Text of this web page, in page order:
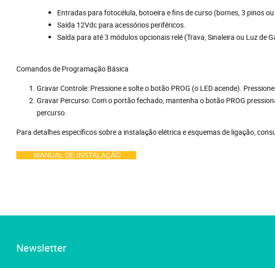
Entradas para fotocélula, botoeira e fins de curso (bornes, 3 pinos ou
Saída 12Vdc para acessórios periféricos.
Saída para até 3 módulos opcionais relé (Trava, Sinaleira ou Luz de
Comandos de Programação Básica
Gravar Controle: Pressione e solte o botão PROG (o LED acende).
Gravar Percurso: Com o portão fechado, mantenha o botão PROG
percurso.
Para detalhes específicos sobre a instalação elétrica e esquemas de ligação,
MANUAL DE INSTALAÇÃO
Newsletter